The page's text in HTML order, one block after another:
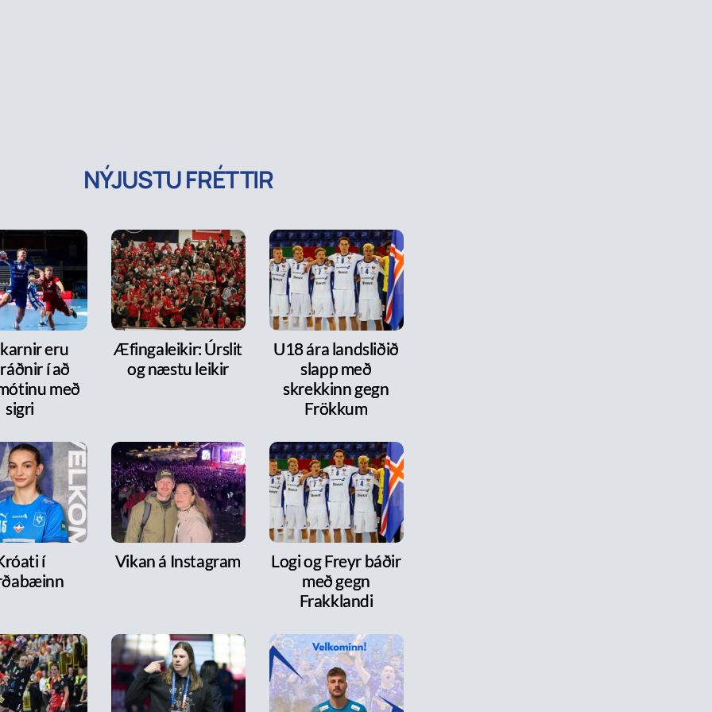
NÝJUSTU FRÉTTIR
eru
í að
með
sigri
Æfingaleikir: Úrslit
og næstu leikir
U18 ára landsliðið
slapp með
skrekkinn gegn
Frökkum
í
Vikan á Instagram
Logi og Freyr báðir
með gegn
Frakklandi